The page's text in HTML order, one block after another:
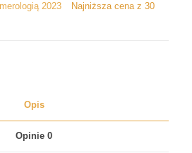
2023
Najniższa cena z 30
Opis
Opinie 0